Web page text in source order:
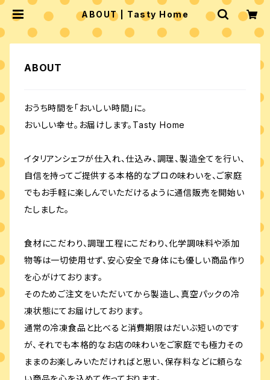
ABOUT | Tasty Home
ABOUT
おうち時間を「おいしい時間」に。
おいしい幸せ。お届けします。Tasty Home
イタリアンシェフが仕入れ、仕込み、調理、製造全てを行い、
自信を持ってご提供する本格的なプロの味わいを、ご家庭
でもお手軽に楽しんでいただけるように通信販売を開始い
たしました。
食材にこだわり、調理工程にこだわり、化学調味料や添加
物等は一切使用せず、安心安全で身体にも優しい商品作り
を心がけております。
そのためご注文をいただいてから製造し、真空パックの冷
凍状態にてお届けしております。
通常の冷凍食品と比べると消費期限はだいぶ短いのです
が、それでも本格的なお店の味わいをご家庭でも極力その
ままのお楽しみいただければと思い、保存料などに頼らな